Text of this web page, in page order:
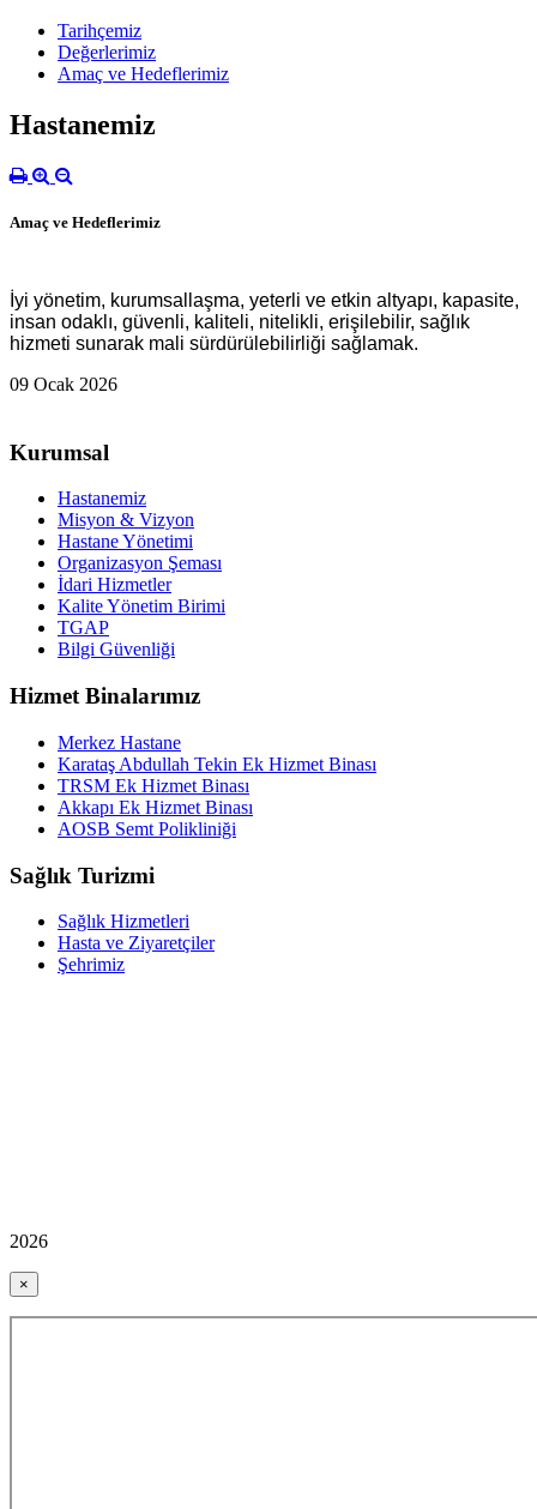
Tarihçemiz
Değerlerimiz
Amaç ve Hedeflerimiz
Hastanemiz
Amaç ve Hedeflerimiz
İyi yönetim, kurumsallaşma, yeterli ve etkin altyapı, kapasite,
insan odaklı, güvenli, kaliteli, nitelikli, erişilebilir, sağlık
hizmeti sunarak mali sürdürülebilirliği sağlamak.
09 Ocak 2026
Kurumsal
Hastanemiz
Misyon & Vizyon
Hastane Yönetimi
Organizasyon Şeması
İdari Hizmetler
Kalite Yönetim Birimi
TGAP
Bilgi Güvenliği
Hizmet Binalarımız
Merkez Hastane
Karataş Abdullah Tekin Ek Hizmet Binası
TRSM Ek Hizmet Binası
Akkapı Ek Hizmet Binası
AOSB Semt Polikliniği
Sağlık Turizmi
Sağlık Hizmetleri
Hasta ve Ziyaretçiler
Şehrimiz
2026
×